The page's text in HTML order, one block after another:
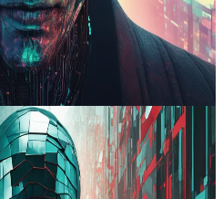
alteram cenário tecnológico dos